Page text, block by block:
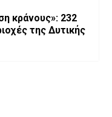
κράνους»: 232
της Δυτικής